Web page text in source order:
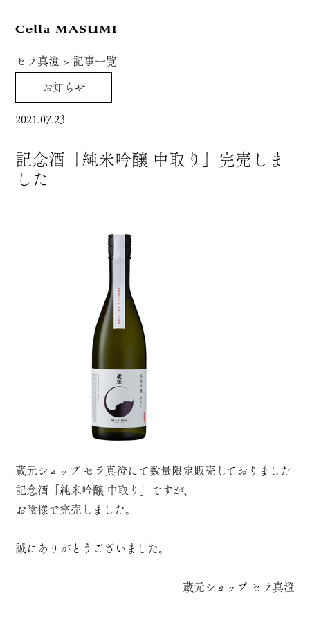
セラ真澄 > 記事一覧
お知らせ
2021.07.23
記念酒「純米吟醸 中取り」完売しま
した
蔵元ショップ セラ真澄にて数量限定販売しておりました
記念酒「純米吟醸 中取り」ですが、
お陰様で完売しました。
誠にありがとうございました。
蔵元ショップ セラ真澄